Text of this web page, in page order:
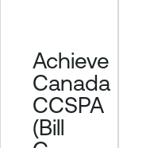
Achieve
Canada
CCSPA
(Bill